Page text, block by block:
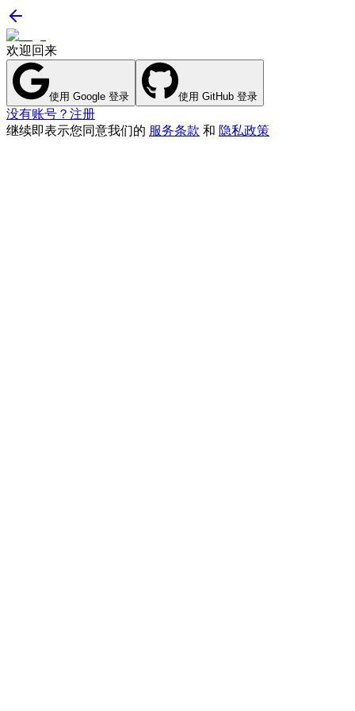
欢迎回来
使用 Google 登录 使用 GitHub 登录
没有账号？注册
继续即表示您同意我们的 服务条款 和 隐私政策